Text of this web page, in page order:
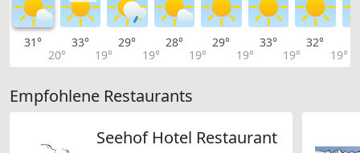
31°
20°
33°
19°
29°
19°
28°
19°
29°
19°
33°
19°
32°
19°
Empfohlene Restaurants
Seehof Hotel Restaurant